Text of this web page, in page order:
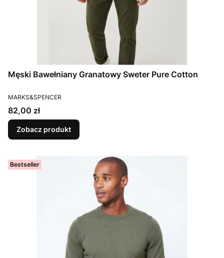
Męski Bawełniany Granatowy Sweter Pure Cotton
PRODUCENT
MARKS&SPENCER
Cena
82,00 zł
Zobacz produkt
Bestseller